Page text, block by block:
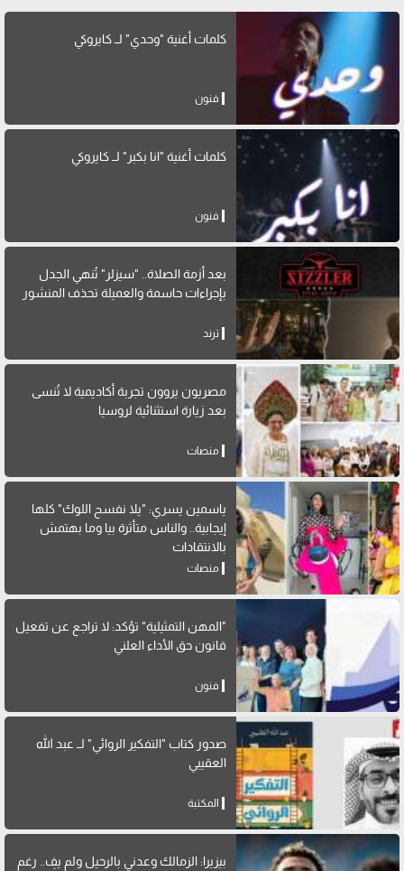
كلمات أغنية "وحدي" لــ كايروكي
فنون
كلمات أغنية "انا بكبر" لــ كايروكي
فنون
بعد أزمة الصلاة.. "سيزلر" تُنهي الجدل
بإجراءات حاسمة والعميلة تحذف المنشور
ترند
مصريون يروون تجربة أكاديمية لا تُنسى
بعد زيارة استثنائية لروسيا
منصات
ياسمين يسري: "يلا نفسح اللوك" كلها
إيجابية.. والناس متأثرة بيا وما بهتمش
بالانتقادات
منصات
"المهن التمثيلية" تؤكد: لا تراجع عن تفعيل
قانون حق الأداء العلني
فنون
صدور كتاب "التفكير الروائي" لــ عبد الله
العقيبي
المكتبة
بيزيرا: الزمالك وعدني بالرحيل ولم يفِ.. رغم